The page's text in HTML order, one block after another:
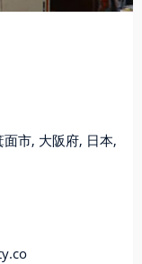
市, 大阪府, 日本,